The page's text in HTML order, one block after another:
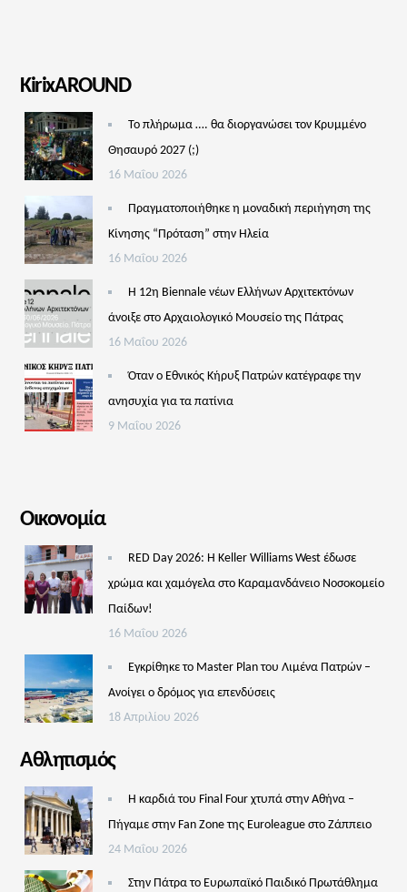
KirixAROUND
Το πλήρωμα …. θα διοργανώσει τον Κρυμμένο
Θησαυρό 2027 (;)
16 Μαΐου 2026
Πραγματοποιήθηκε η μοναδική περιήγηση της
Κίνησης “Πρόταση” στην Ηλεία
16 Μαΐου 2026
Η 12η Biennale νέων Ελλήνων Αρχιτεκτόνων
άνοιξε στο Αρχαιολογικό Μουσείο της Πάτρας
16 Μαΐου 2026
Όταν ο Εθνικός Κήρυξ Πατρών κατέγραφε την
ανησυχία για τα πατίνια
9 Μαΐου 2026
Οικονομία
RED Day 2026: Η Keller Williams West έδωσε
χρώμα και χαμόγελα στο Καραμανδάνειο Νοσοκομείο
Παίδων!
16 Μαΐου 2026
Εγκρίθηκε το Master Plan του Λιμένα Πατρών –
Aνοίγει ο δρόμος για επενδύσεις
18 Απριλίου 2026
Αθλητισμός
Η καρδιά του Final Four χτυπά στην Αθήνα –
Πήγαμε στην Fan Zone της Euroleague στο Ζάππειο
24 Μαΐου 2026
Στην Πάτρα το Ευρωπαϊκό Παιδικό Πρωτάθλημα